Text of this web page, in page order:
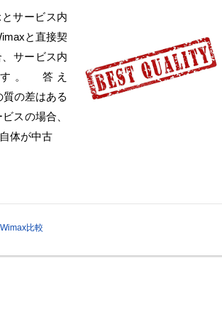
サービス内
と直接契
サービス内
。 答え
の差はある
スの場合、
体が中古
Wimax比較